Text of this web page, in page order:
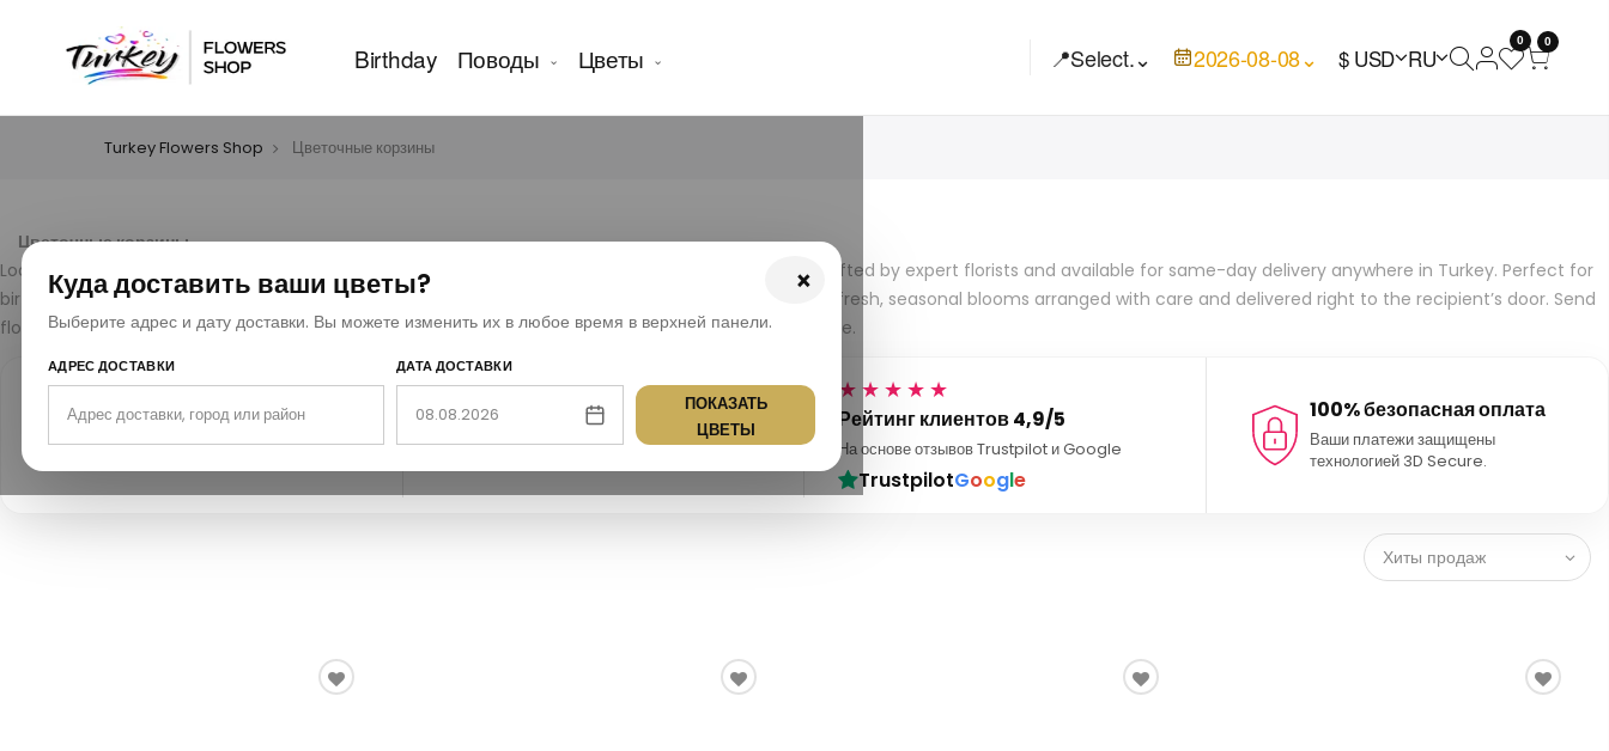
Birthday Поводы Цветы 📍Select.⌄ 2026-08-08⌄ $ USD RU
0 0
×
Куда доставить ваши цветы?
Выберите адрес и дату доставки. Вы можете изменить их в любое время в верхней панели.
АДРЕС ДОСТАВКИ ДАТА ДОСТАВКИ
ПОКАЗАТЬ
ЦВЕТЫ
Turkey Flowers Shop Цветочные корзины
Цветочные корзины
Looking for a thoughtful and elegant gift? Explore our stunning collection of flower baskets, handcrafted by expert florists and available for same-day delivery anywhere in Turkey. Perfect for
birthdays, anniversaries, thank you gifts, or just to brighten someone’s day. Each basket is filled with fresh, seasonal blooms arranged with care and delivered right to the recipient’s door. Send
flower baskets in Turkey today and make every moment memorable with our trusted delivery service.
2525 лет опыта
Надежная доставка цветов с 1999
10 000+ доставок
Тысячи успешных доставок цветов
★★★★★
Рейтинг клиентов 4,9/5
На основе отзывов Trustpilot и Google
TrustpilotGoogle
100% безопасная оплата
Ваши платежи защищены
технологией 3D Secure.
Хиты продаж